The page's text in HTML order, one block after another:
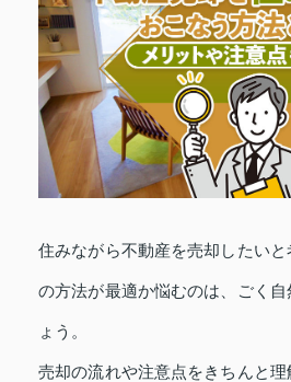
住みながら不動産を売却したい
の方法が最適か悩むのは、ごく
ょう。
売却の流れや注意点をきちんと